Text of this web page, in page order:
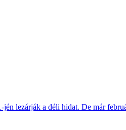
lezárják a déli hidat. De már